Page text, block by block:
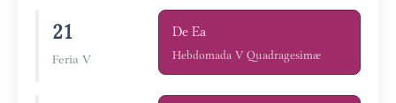
21
Feria V
De Ea
Hebdomada V Quadragesimæ